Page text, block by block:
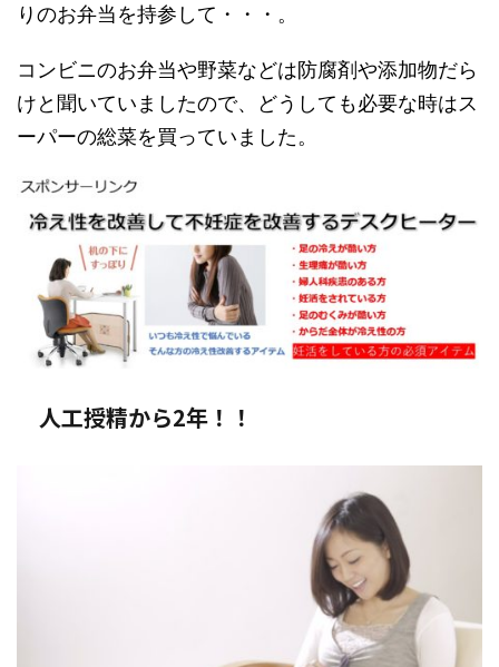
りのお弁当を持参して・・・。
コンビニのお弁当や野菜などは防腐剤や添加物だら
けと聞いていましたので、どうしても必要な時はス
ーパーの総菜を買っていました。
人工授精から2年！！